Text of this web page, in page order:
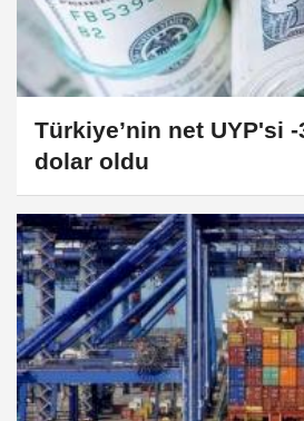
Türkiye’nin net UYP'si
dolar oldu